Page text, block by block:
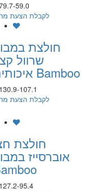
59.0
לקבלת הצעת
חולצת
שרוול
איכותית Bamboo
107.1
לקבלת הצעת
חולצת
אוברסייז
95.4